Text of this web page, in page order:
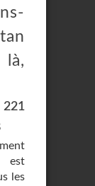
là,
221
est
les